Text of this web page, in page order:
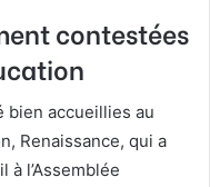
contestées
accueillies au
Renaissance, qui a
à l’Assemblée